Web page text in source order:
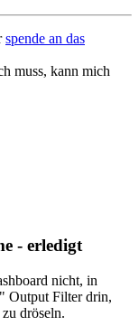
spende an das
muss, kann mich
- erledigt
nicht, in
Output Filter drin,
dröseln.